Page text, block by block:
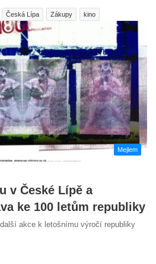
Česká Lípa Zákupy kino
Mejlem
v České Lípě a
ke 100 letům republiky
akce k letošnímu výročí republiky